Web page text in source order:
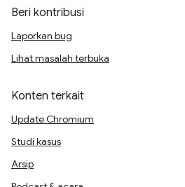
Beri kontribusi
Laporkan bug
Lihat masalah terbuka
Konten terkait
Update Chromium
Studi kasus
Arsip